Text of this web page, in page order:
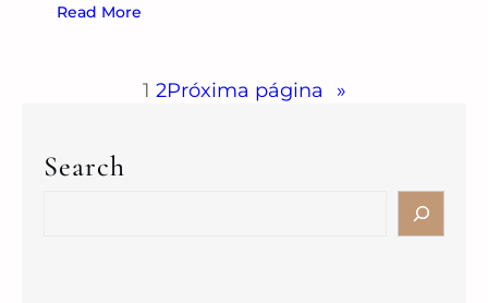
Read More
1 2Próxima página »
Search